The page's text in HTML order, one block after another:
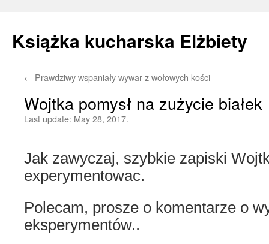
Książka kucharska Elżbiety
Skip
← Prawdziwy wspaniały wywar z wołowych kości
Wojtka pomysł na zużycie białek
Last update: May 28, 2017.
Jak zawyczaj, szybkie zapiski
experymentowac.
Polecam, prosze o komentarze o
eksperymentów..